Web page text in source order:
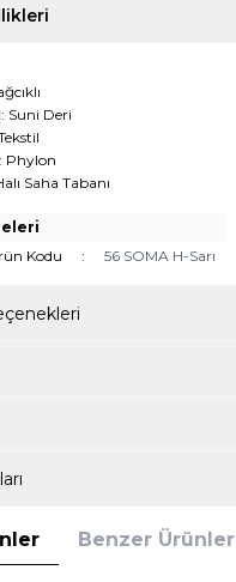
Suni Deri
Phylon
Saha Tabanı
Kodu
: 56 SOMA H-Sarı
Benzer Ürünler